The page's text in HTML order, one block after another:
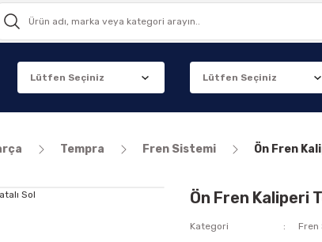
Tempra Fren Sistemi Ön Fren
Ön Fren Kaliperi
Kategori Fren